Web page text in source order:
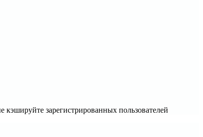
зарегистрированных пользователей